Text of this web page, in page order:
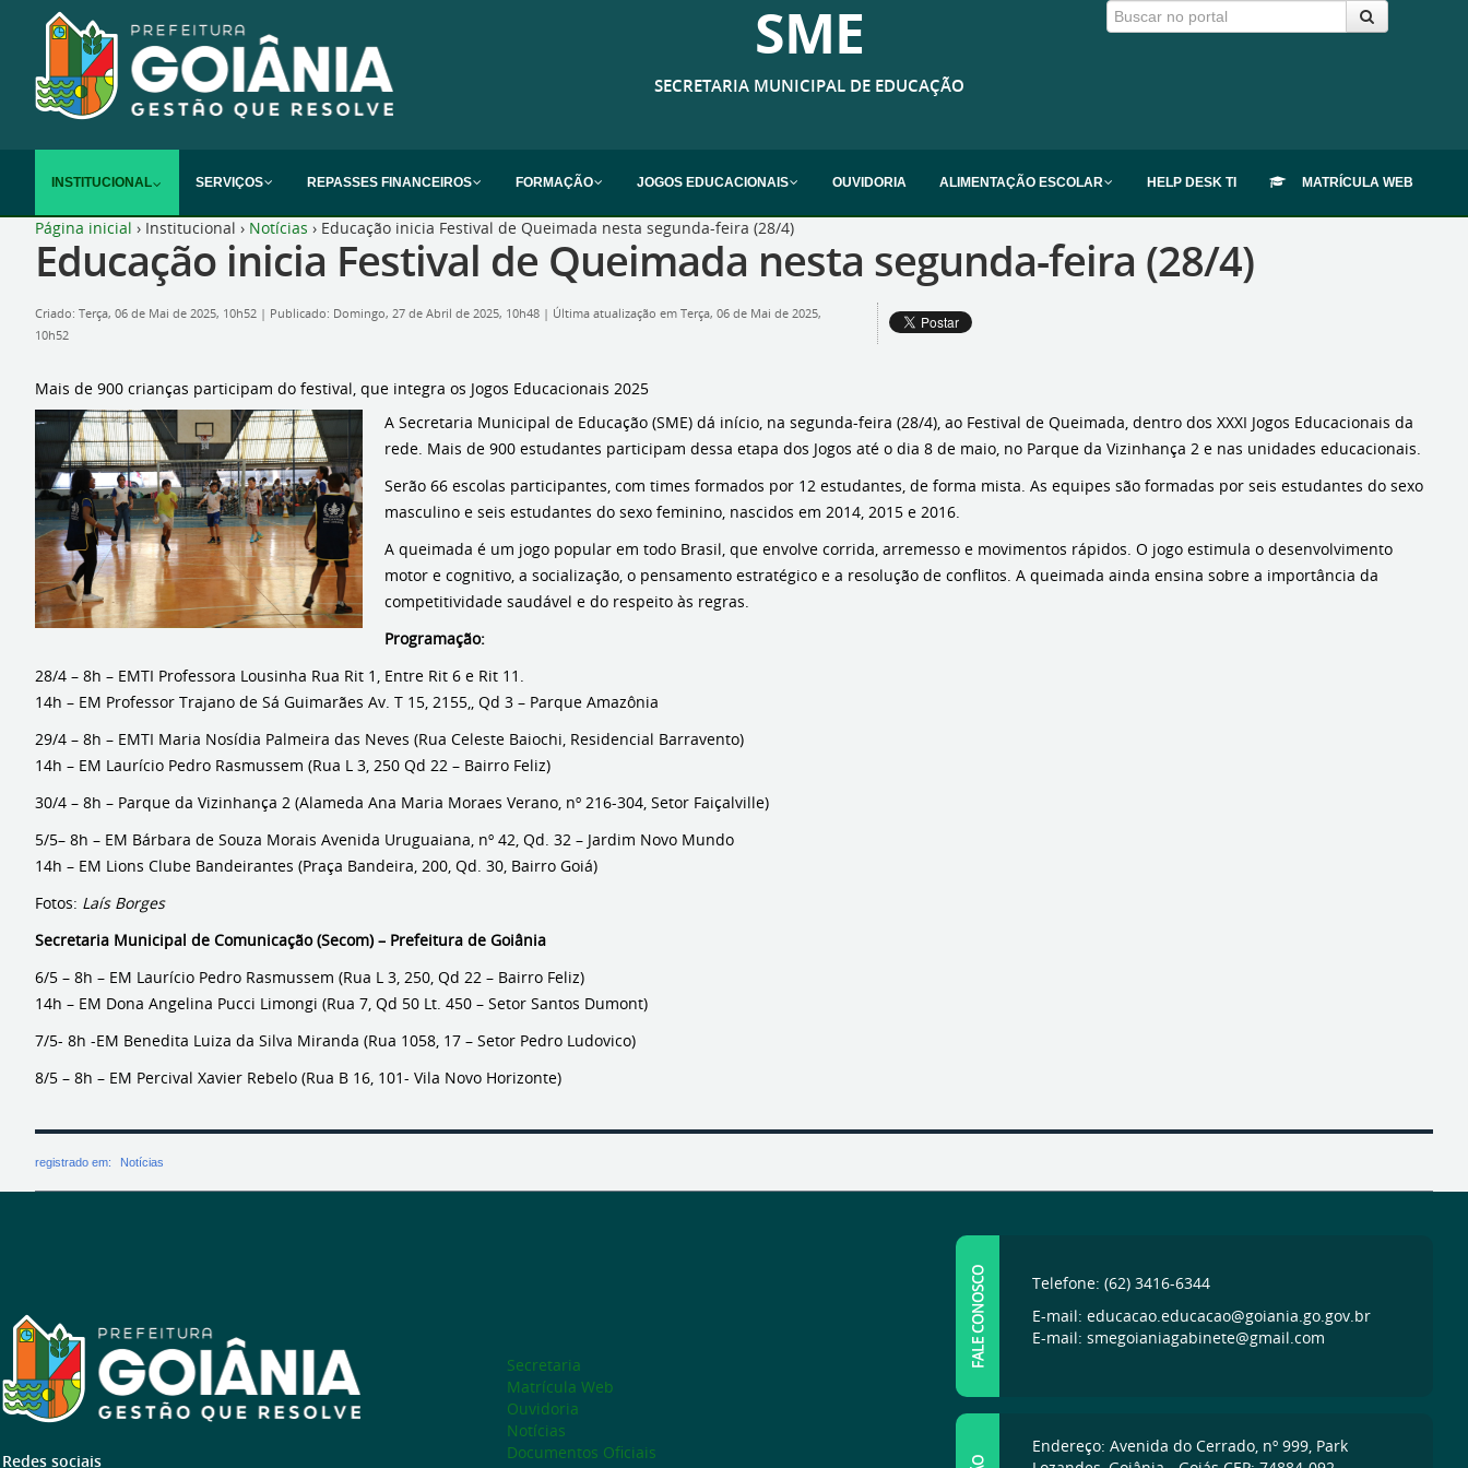
SME
SECRETARIA MUNICIPAL DE EDUCAÇÃO
INSTITUCIONAL SERVIÇOS REPASSES FINANCEIROS FORMAÇÃO JOGOS EDUCACIONAIS OUVIDORIA ALIMENTAÇÃO ESCOLAR HELP DESK TI MATRÍCULA WEB
Página inicial › Institucional › Notícias › Educação inicia Festival de Queimada nesta segunda-feira (28/4)
Educação inicia Festival de Queimada nesta segunda-feira (28/4)
Criado: Terça, 06 de Mai de 2025, 10h52 | Publicado: Domingo, 27 de Abril de 2025, 10h48 | Última atualização em Terça, 06 de Mai de 2025,
10h52
Mais de 900 crianças participam do festival, que integra os Jogos Educacionais 2025
A Secretaria Municipal de Educação (SME) dá início, na segunda-feira (28/4), ao Festival de Queimada, dentro dos XXXI Jogos Educacionais da
rede. Mais de 900 estudantes participam dessa etapa dos Jogos até o dia 8 de maio, no Parque da Vizinhança 2 e nas unidades educacionais.
Serão 66 escolas participantes, com times formados por 12 estudantes, de forma mista. As equipes são formadas por seis estudantes do sexo
masculino e seis estudantes do sexo feminino, nascidos em 2014, 2015 e 2016.
A queimada é um jogo popular em todo Brasil, que envolve corrida, arremesso e movimentos rápidos. O jogo estimula o desenvolvimento
motor e cognitivo, a socialização, o pensamento estratégico e a resolução de conflitos. A queimada ainda ensina sobre a importância da
competitividade saudável e do respeito às regras.
Programação:
28/4 – 8h – EMTI Professora Lousinha Rua Rit 1, Entre Rit 6 e Rit 11.
14h – EM Professor Trajano de Sá Guimarães Av. T 15, 2155,, Qd 3 – Parque Amazônia
29/4 – 8h – EMTI Maria Nosídia Palmeira das Neves (Rua Celeste Baiochi, Residencial Barravento)
14h – EM Laurício Pedro Rasmussem (Rua L 3, 250 Qd 22 – Bairro Feliz)
30/4 – 8h – Parque da Vizinhança 2 (Alameda Ana Maria Moraes Verano, nº 216-304, Setor Faiçalville)
5/5– 8h – EM Bárbara de Souza Morais Avenida Uruguaiana, nº 42, Qd. 32 – Jardim Novo Mundo
14h – EM Lions Clube Bandeirantes (Praça Bandeira, 200, Qd. 30, Bairro Goiá)
Fotos: Laís Borges
Secretaria Municipal de Comunicação (Secom) – Prefeitura de Goiânia
6/5 – 8h – EM Laurício Pedro Rasmussem (Rua L 3, 250, Qd 22 – Bairro Feliz)
14h – EM Dona Angelina Pucci Limongi (Rua 7, Qd 50 Lt. 450 – Setor Santos Dumont)
7/5- 8h -EM Benedita Luiza da Silva Miranda (Rua 1058, 17 – Setor Pedro Ludovico)
8/5 – 8h – EM Percival Xavier Rebelo (Rua B 16, 101- Vila Novo Horizonte)
registrado em: Notícias
Redes sociais
Secretaria
Matrícula Web
Ouvidoria
Notícias
Documentos Oficiais
FALE CONOSCO
Telefone: (62) 3416-6344
E-mail: educacao.educacao@goiania.go.gov.br
E-mail: smegoianiagabinete@gmail.com
Endereço: Avenida do Cerrado, nº 999, Park